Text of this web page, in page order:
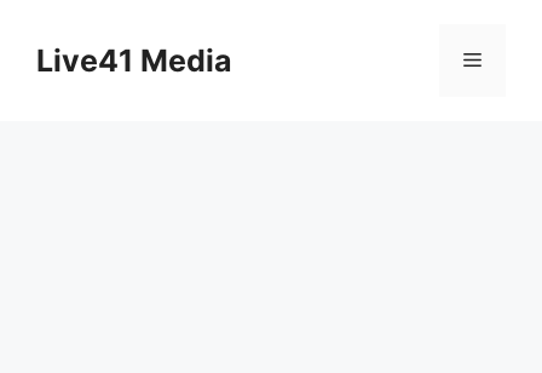
contentLive41 Media Menu